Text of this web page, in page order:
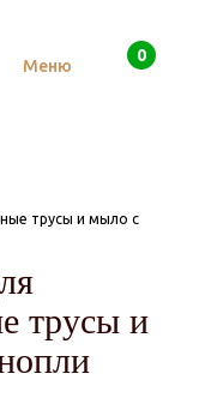
Меню
0
трусы и мыло с
трусы и